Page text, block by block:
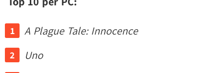
A Plague Tale: Innocence
Uno